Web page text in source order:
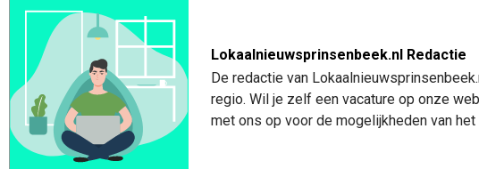
Lokaalnieuwsprinsenbeek.nl Redactie
De redactie van
regio. Wil je zelf een vacature op onze
met ons op voor de mogelijkheden van het